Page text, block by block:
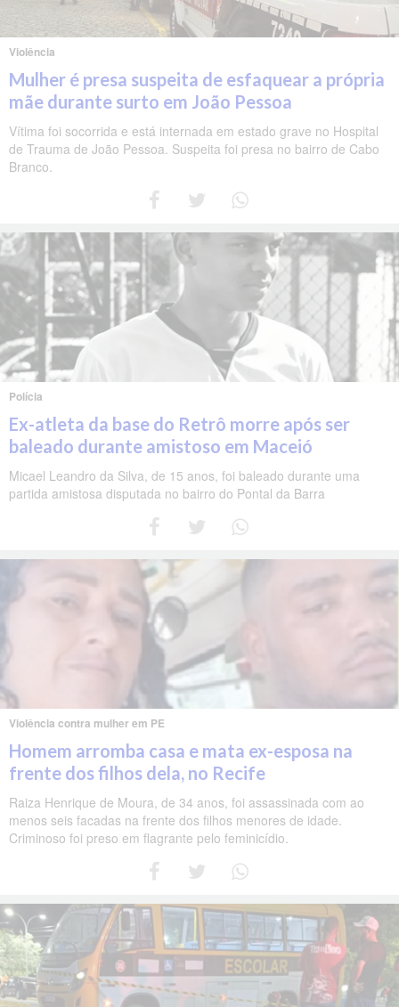
Violência
Mulher é presa suspeita de esfaquear a própria
mãe durante surto em João Pessoa
Vítima foi socorrida e está internada em estado grave no Hospital
de Trauma de João Pessoa. Suspeita foi presa no bairro de Cabo
Branco.
Polícia
Ex-atleta da base do Retrô morre após ser
baleado durante amistoso em Maceió
Micael Leandro da Silva, de 15 anos, foi baleado durante uma
partida amistosa disputada no bairro do Pontal da Barra
Violência contra mulher em PE
Homem arromba casa e mata ex-esposa na
frente dos filhos dela, no Recife
Raiza Henrique de Moura, de 34 anos, foi assassinada com ao
menos seis facadas na frente dos filhos menores de idade.
Criminoso foi preso em flagrante pelo feminicídio.